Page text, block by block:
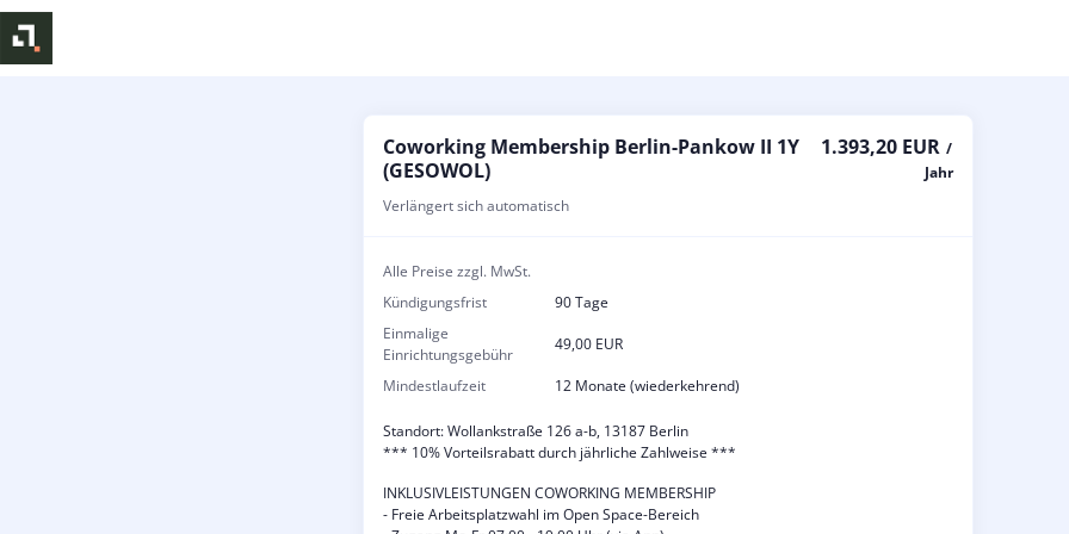
Coworking Membership Berlin-Pankow II 1Y
(GESOWOL)
1.393,20 EUR /
Jahr
Verlängert sich automatisch
Alle Preise zzgl. MwSt.
Kündigungsfrist
90 Tage
Einmalige
Einrichtungsgebühr
49,00 EUR
Mindestlaufzeit 12 Monate (wiederkehrend)
Standort: Wollankstraße 126 a-b, 13187 Berlin
*** 10% Vorteilsrabatt durch jährliche Zahlweise ***
INKLUSIVLEISTUNGEN COWORKING MEMBERSHIP
- Freie Arbeitsplatzwahl im Open Space-Bereich